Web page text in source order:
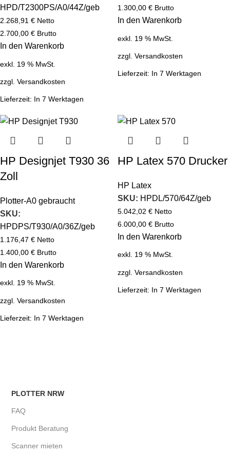
HPD/T2300PS/A0/44Z/geb
2.268,91 € Netto
2.700,00 € Brutto
In den Warenkorb
exkl. 19 % MwSt.
zzgl. Versandkosten
Lieferzeit: In 7 Werktagen
1.300,00 € Brutto
In den Warenkorb
exkl. 19 % MwSt.
zzgl. Versandkosten
Lieferzeit: In 7 Werktagen
HP Designjet T930 36
Zoll
Plotter-A0 gebraucht
SKU:
HPDPS/T930/A0/36Z/geb
1.176,47 € Netto
1.400,00 € Brutto
In den Warenkorb
exkl. 19 % MwSt.
zzgl. Versandkosten
Lieferzeit: In 7 Werktagen
HP Latex 570 Drucker
HP Latex
SKU: HPDL/570/64Z/geb
5.042,02 € Netto
6.000,00 € Brutto
In den Warenkorb
exkl. 19 % MwSt.
zzgl. Versandkosten
Lieferzeit: In 7 Werktagen
PLOTTER NRW
FAQ
Produkt Beratung
Scanner mieten